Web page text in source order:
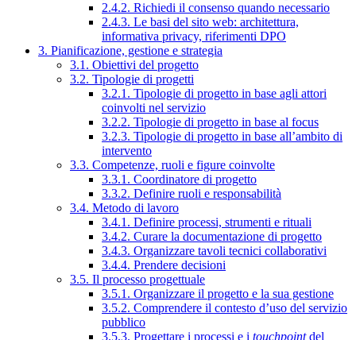
2.4.2. Richiedi il consenso quando necessario
2.4.3. Le basi del sito web: architettura,
informativa privacy, riferimenti DPO
3. Pianificazione, gestione e strategia
3.1. Obiettivi del progetto
3.2. Tipologie di progetti
3.2.1. Tipologie di progetto in base agli attori
coinvolti nel servizio
3.2.2. Tipologie di progetto in base al focus
3.2.3. Tipologie di progetto in base all’ambito di
intervento
3.3. Competenze, ruoli e figure coinvolte
3.3.1. Coordinatore di progetto
3.3.2. Definire ruoli e responsabilità
3.4. Metodo di lavoro
3.4.1. Definire processi, strumenti e rituali
3.4.2. Curare la documentazione di progetto
3.4.3. Organizzare tavoli tecnici collaborativi
3.4.4. Prendere decisioni
3.5. Il processo progettuale
3.5.1. Organizzare il progetto e la sua gestione
3.5.2. Comprendere il contesto d’uso del servizio
pubblico
3.5.3. Progettare i processi e i touchpointdel